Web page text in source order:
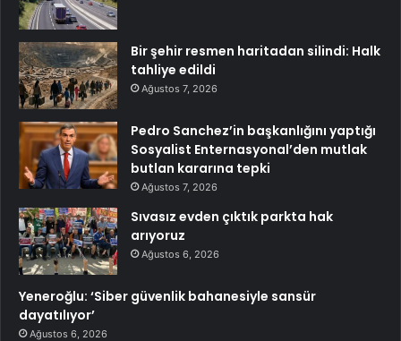
Bir şehir resmen haritadan silindi: Halk
tahliye edildi
Ağustos 7, 2026
Pedro Sanchez’in başkanlığını yaptığı
Sosyalist Enternasyonal’den mutlak
butlan kararına tepki
Ağustos 7, 2026
Sıvasız evden çıktık parkta hak
arıyoruz
Ağustos 6, 2026
Yeneroğlu: ‘Siber güvenlik bahanesiyle sansür
dayatılıyor’
Ağustos 6, 2026